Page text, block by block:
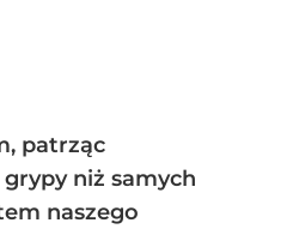
patrząc
niż samych
naszego